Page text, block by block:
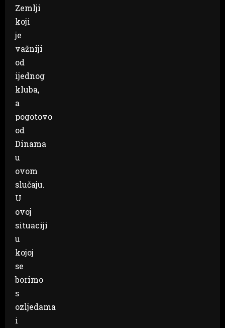
Zemlji
koji
je
važniji
od
ijednog
kluba,
a
pogotovo
od
Dinama
u
ovom
slučaju.
U
ovoj
situaciji
u
kojoj
se
borimo
s
ozljedama
i